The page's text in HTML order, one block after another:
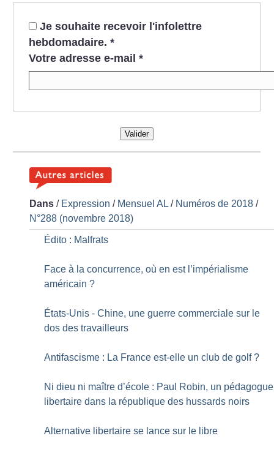
Je souhaite recevoir l'infolettre
hebdomadaire. *
Votre adresse e-mail *
Valider
Dans / Expression / Mensuel AL / Numéros de 2018 /
N°288 (novembre 2018)
Édito : Malfrats
Face à la concurrence, où en est l’impérialisme
américain ?
États-Unis - Chine, une guerre commerciale sur le
dos des travailleurs
Antifascisme : La France est-elle un club de golf ?
Ni dieu ni maître d’école : Paul Robin, un pédagogue
libertaire dans la république des hussards noirs
Alternative libertaire se lance sur le libre